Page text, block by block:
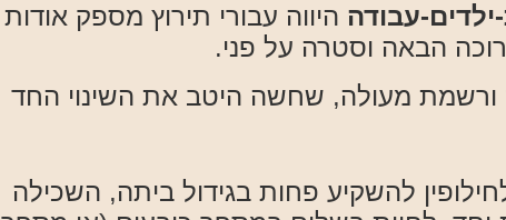
ילדים-עבודה היווה עבורי תירוץ מספק אודות
הבאה וסטרה על פני.
ורשמת מעולה, שחשה היטב את השינוי החד
להשקיע פחות בגידול ביתה, השכילה